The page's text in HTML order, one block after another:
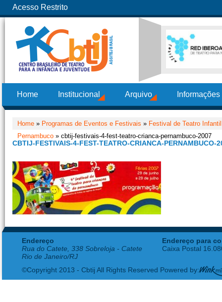
Acesso Restrito
Home Institucional Arquivo
Home » Programas de Eventos e Festivais » Festival de Teatro
Pernambuco » cbtij-festivais-4-fest-teatro-crianca-pernambuco-2007
CBTIJ-FESTIVAIS-4-FEST-TEATRO-CRIANCA-PERNAMBUCO-
Endereço
Rua do Catete, 338 Sobreloja - Catete
Rio de Janeiro/RJ
Endereço para
Caixa Postal
©Copyright 2013 - Cbtij All Rights Reserved Powered by: